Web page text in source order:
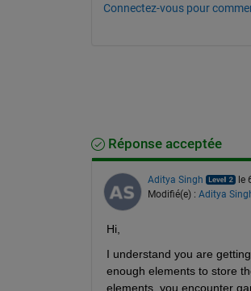
Connectez-vous pour
Réponse acceptée
Aditya Singh
le
Modifié(e) : Aditya
Hi,
I understand you are
enough elements to store
elements, you encounter